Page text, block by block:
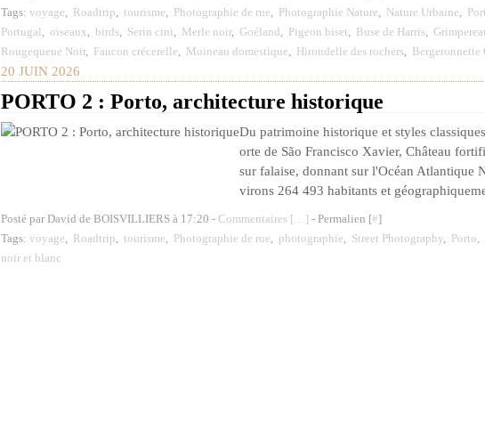
Tags: voyage, Roadtrip, tourisme, Photographie de rue, Photographie Nature, Nature Urbaine,
Portugal, oiseaux, birds, Serin cini, Merle noir, Goéland, Pigeon biset, Buse de Harris,
Rougequeue Noir, Faucon crécerelle, Moineau domestique, Hirondelle des rochers, Bergeronnette
20 JUIN 2026
PORTO 2 : Porto, architecture historique
Du patrimoine historique et styles
orte de São Francisco Xavier, Château
sur falaise, donnant sur l'Océan Atlantique
virons 264 493 habitants et
Posté par David de BOISVILLIERS à 17:20 - Commentaires [… ] - Permalien [#]
Tags: voyage, Roadtrip, tourisme, Photographie de rue, photographie, Street Photography, Porto,
noir et blanc